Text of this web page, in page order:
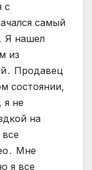
с
самый
Я нашел
из
Продавец
состоянии,
я не
на
Мне
я все